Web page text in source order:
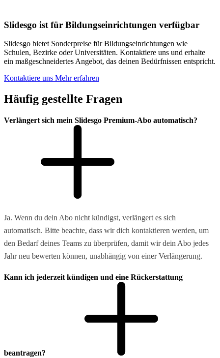
Slidesgo ist für Bildungseinrichtungen verfügbar
Slidesgo bietet Sonderpreise für Bildungseinrichtungen wie
Schulen, Bezirke oder Universitäten. Kontaktiere uns und erhalte
ein maßgeschneidertes Angebot, das deinen Bedürfnissen entspricht.
Kontaktiere uns Mehr erfahren
Häufig gestellte Fragen
Verlängert sich mein Slidesgo Premium-Abo automatisch?
Ja. Wenn du dein Abo nicht kündigst, verlängert es sich
automatisch. Bitte beachte, dass wir dich kontaktieren werden, um
den Bedarf deines Teams zu überprüfen, damit wir dein Abo jedes
Jahr neu bewerten können, unabhängig von einer Verlängerung.
Kann ich jederzeit kündigen und eine Rückerstattung
beantragen?